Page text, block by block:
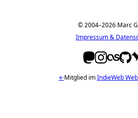
© 2004–2026 Marc
Impressum &
←Mitglied imIndieWeb